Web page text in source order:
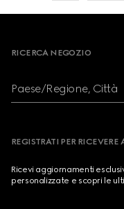
RICERCA NEGOZIO
Paese/Regione, Città
REGISTRATI PER
Ricevi aggiornamenti
personalizzate e scopri le